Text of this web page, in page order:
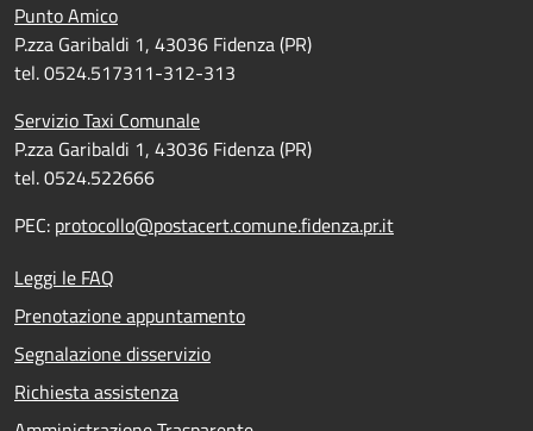
Punto Amico
P.zza Garibaldi 1, 43036 Fidenza (PR)
tel. 0524.517311-312-313
Servizio Taxi Comunale
P.zza Garibaldi 1, 43036 Fidenza (PR)
tel. 0524.522666
PEC: protocollo@postacert.comune.fidenza.pr.it
Leggi le FAQ
Prenotazione appuntamento
Segnalazione disservizio
Richiesta assistenza